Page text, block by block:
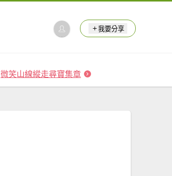
我要分享
微笑山線縱走尋寶集章